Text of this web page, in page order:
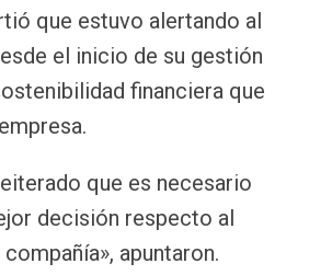
que estuvo alertando al
el inicio de su gestión
financiera que
que es necesario
decisión respecto al
apuntaron.